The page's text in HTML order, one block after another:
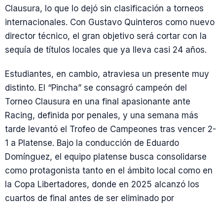
Clausura, lo que lo dejó sin clasificación a torneos
internacionales. Con Gustavo Quinteros como nuevo
director técnico, el gran objetivo será cortar con la
sequía de títulos locales que ya lleva casi 24 años.
Estudiantes, en cambio, atraviesa un presente muy
distinto. El “Pincha” se consagró campeón del
Torneo Clausura en una final apasionante ante
Racing, definida por penales, y una semana más
tarde levantó el Trofeo de Campeones tras vencer 2-
1 a Platense. Bajo la conducción de Eduardo
Domínguez, el equipo platense busca consolidarse
como protagonista tanto en el ámbito local como en
la Copa Libertadores, donde en 2025 alcanzó los
cuartos de final antes de ser eliminado por